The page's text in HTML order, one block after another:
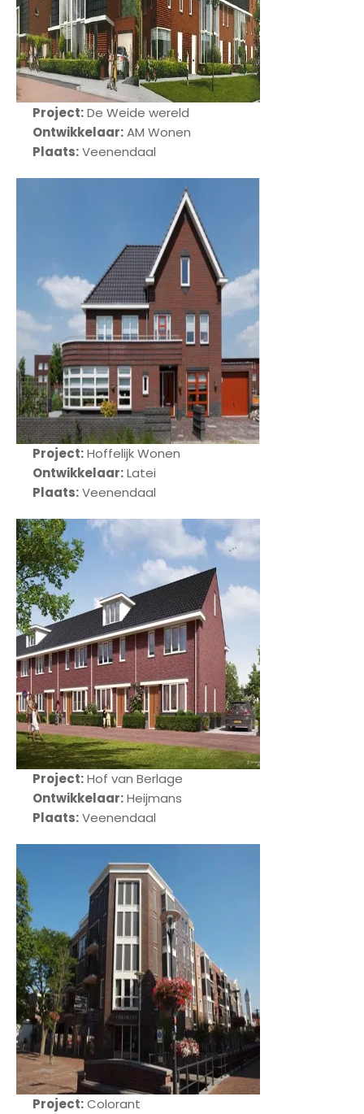
Project:De Weide wereld
Ontwikkelaar:AM Wonen
Plaats:Veenendaal
Project:Hoffelijk Wonen
Ontwikkelaar:Latei
Plaats:Veenendaal
Project:Hof van Berlage
Ontwikkelaar:Heijmans
Plaats:Veenendaal
Project:Colorant